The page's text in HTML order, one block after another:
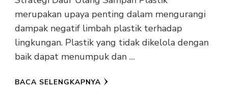
merupakan upaya penting dalam mengurangi
dampak negatif limbah plastik terhadap
lingkungan. Plastik yang tidak dikelola dengan
baik dapat menumpuk dan …
BACA SELENGKAPNYA